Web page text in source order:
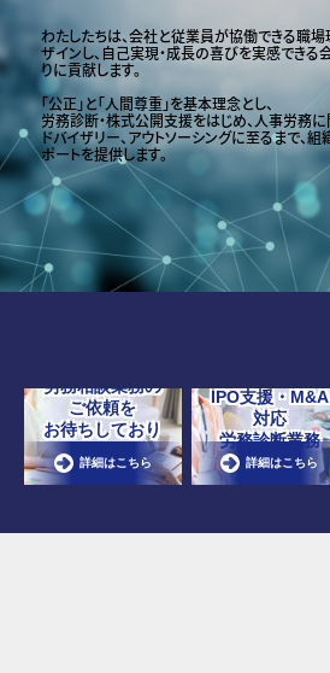
わたしたちは、会社と従業員が協働できる職
ザインし、自己実現・成長の喜びを実感できる
りに貢献します。
「公正」と「人間尊重」を基本理念とし、
労務診断・株式公開支援をはじめ、人事労務
ドバイザリー、アウトソーシングに至るまで、組
ポートを提供します。
労務相談業務の
ご依頼を
お待ちしており
詳細はこちら
IPO支援・M&A
対応
労務診断業務
詳細はこちら